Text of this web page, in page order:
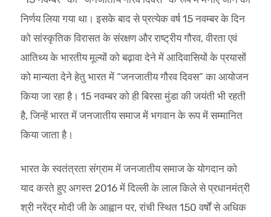
निर्णय लिया गया था। इसके बाद से प्रत्येक वर्ष 15 नवम्बर के दिन
को सांस्कृतिक विरासत के संरक्षण और राष्ट्रीय गौरव, वीरता एवं
आतिथ्य के भारतीय मूल्यों को बढ़ावा देने में आदिवासियों के प्रयासों
को मान्यता देने हेतु भारत में “जनजातीय गौरव दिवस” का आयोजन
किया जा रहा है। 15 नवम्बर को ही बिरसा मुंडा की जयंती भी रहती
है, जिन्हें भारत में जनजातीय समाज में भगवान के रूप में सम्मानित
किया जाता है।
भारत के स्वतंत्रता संग्राम में जनजातीय समाज के योगदान को
याद करते हुए अगस्त 2016 में दिल्ली के लाल किले से प्रधानमंत्री
श्री नरेंद्र मोदी जी के आह्वान पर, रांची स्थित 150 वर्षों से अधिक